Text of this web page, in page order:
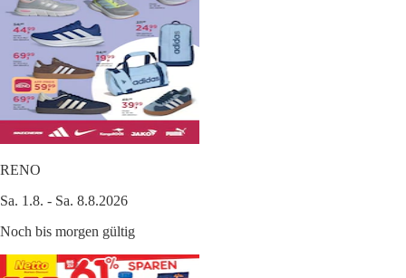
RENO
Sa. 1.8. - Sa. 8.8.2026
Noch bis morgen gültig